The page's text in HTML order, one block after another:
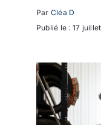
Par Cléa D
Publié le : 17